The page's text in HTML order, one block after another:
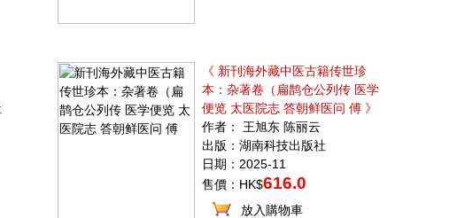
《 新刊海外藏中医古籍传世珍
本：杂著卷（扁鹊仓公列传 医学
便览 太医院志 答朝鲜医问 傅 》
作者： 王旭东 陈丽云
出版：湖南科技出版社
日期：2025-11
售價：HK$616.0
放入購物車